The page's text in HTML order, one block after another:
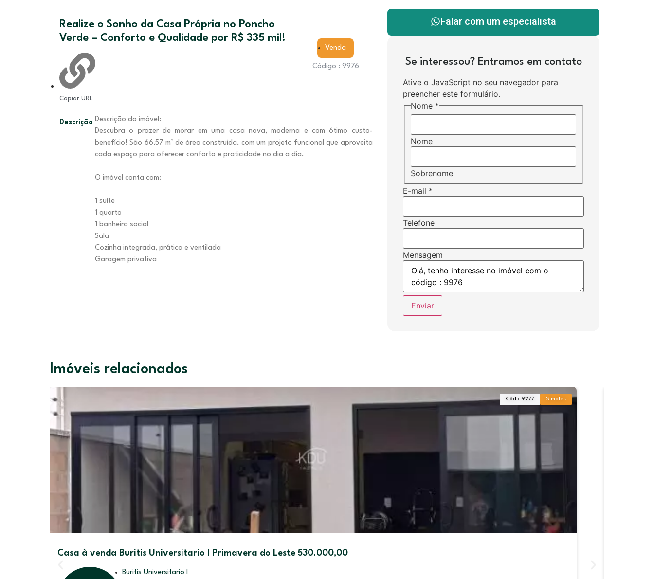
Realize o Sonho da Casa Própria no Poncho
Verde – Conforto e Qualidade por R$ 335 mil!
Copiar URL
Venda
Código : 9976
Descrição Descrição do imóvel:
Descubra o prazer de morar em uma casa nova, moderna e com ótimo custo-
benefício! São 66,57 m² de área construída, com um projeto funcional que aproveita
cada espaço para oferecer conforto e praticidade no dia a dia.
O imóvel conta com:
1 suíte
1 quarto
1 banheiro social
Sala
Cozinha integrada, prática e ventilada
Garagem privativa
Falar com um especialista
Se interessou? Entramos em contato
Ative o JavaScript no seu navegador para
preencher este formulário.
Nome *
Nome
Sobrenome
E-mail *
Telefone
Mensagem
Enviar
Imóveis relacionados
Cód : 9277 Simples
Casa à venda Buritis Universitario I Primavera do Leste 530.000,00
Buritis Universitario I